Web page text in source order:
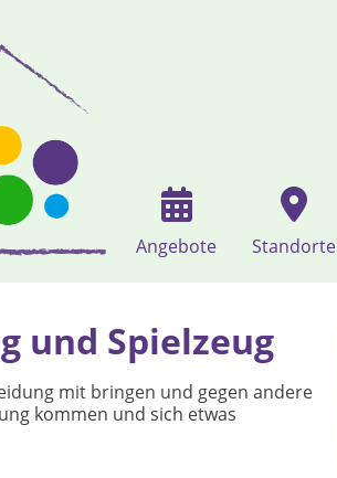
Angebote Standorte
und Spielzeug
mit bringen und gegen andere
kommen und sich etwas